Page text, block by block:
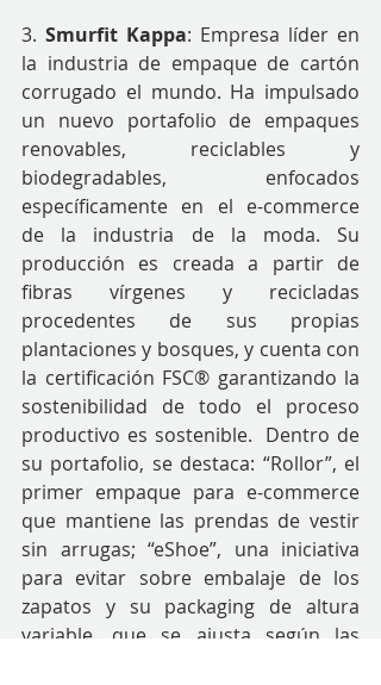
3. Smurfit Kappa: Empresa líder en
la industria de empaque de cartón
corrugado el mundo. Ha impulsado
un nuevo portafolio de empaques
renovables, reciclables y
biodegradables, enfocados
específicamente en el e-commerce
de la industria de la moda. Su
producción es creada a partir de
fibras vírgenes y recicladas
procedentes de sus propias
plantaciones y bosques, y cuenta con
la certificación FSC® garantizando la
sostenibilidad de todo el proceso
productivo es sostenible.  Dentro de
su portafolio, se destaca: “Rollor”, el
primer empaque para e-commerce
que mantiene las prendas de vestir
sin arrugas; “eShoe”, una iniciativa
para evitar sobre embalaje de los
zapatos y su packaging de altura
variable, que se ajusta según las